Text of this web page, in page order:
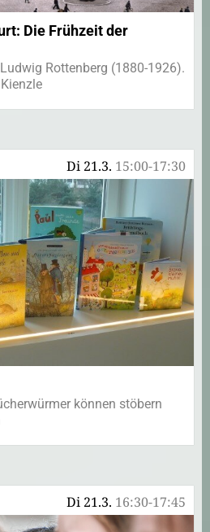
Die Frühzeit der
Rottenberg (1880-1926).
Di 21.3. 15:00-17:30
können stöbern
Di 21.3. 16:30-17:45